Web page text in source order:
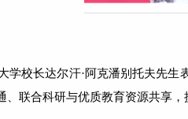
学校长达尔汗·阿克潘别托夫先生
、联合科研与优质教育资源共享